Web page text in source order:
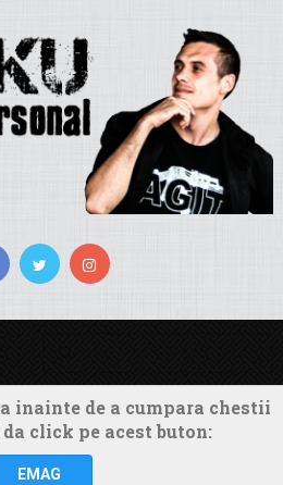
inainte de a cumpara chestii
da click pe acest buton:
EMAG